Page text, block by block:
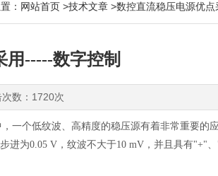
： 网站首页 >技术文章 >数控直流稳压电源优
-----数字控制
数：1720次
一个低纹波、高精度的稳压源有着非常重要的
进为0.05 V，纹波不大于10 mV，并且具有"+"